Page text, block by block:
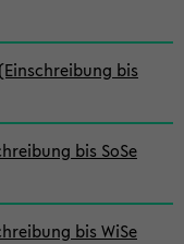
bis
bis SoSe
bis WiSe